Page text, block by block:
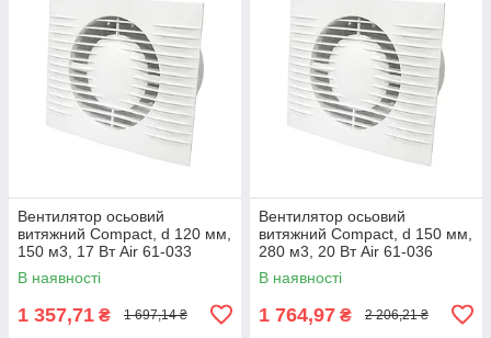
Вентилятор осьовий
витяжний Compact, d 120 мм,
150 м3, 17 Вт Air 61-033
В наявності
1 357,71 ₴ 1 697,14 ₴
Вентилятор осьовий
витяжний Compact, d 150 мм,
280 м3, 20 Вт Air 61-036
В наявності
1 764,97 ₴ 2 206,21 ₴